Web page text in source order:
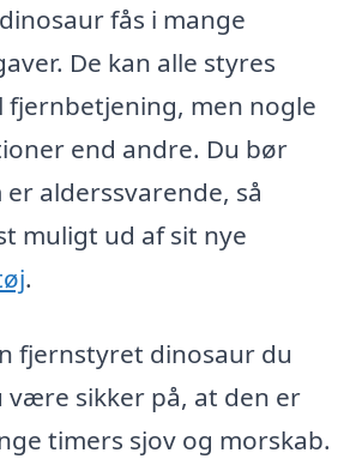
fås i mange
De kan alle styres
fjernbetjening, men nogle
end andre. Du bør
alderssvarende, så
muligt ud af sit nye
.
fjernstyret dinosaur du
være sikker på, at den er
timers sjov og morskab.